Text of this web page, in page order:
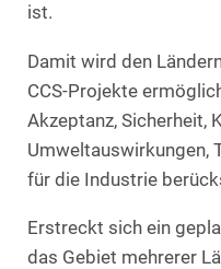
ist.
Damit wird den
CCS-Projekte
Akzeptanz, Sicherheit,
Umweltauswirkungen,
für die Industrie
Erstreckt sich ein
das Gebiet mehrerer